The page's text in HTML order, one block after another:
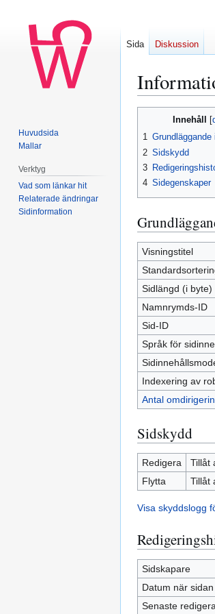
Innehåll
1 Grundläggande
2 Sidskydd
3
4 Sidegenskaper
Visningstitel
Sidlängd (i byte)
Namnrymds-ID
Sid-ID
Språk för
Indexering av
Antal
Sidskydd
Redigera
Tillåt
Flytta
Tillåt
Visa skyddslogg
Sidskapare
Datum när
Senaste
Sida Diskussion
Huvudsida
Mallar
Verktyg
Vad som länkar hit
Relaterade ändringar
Sidinformation